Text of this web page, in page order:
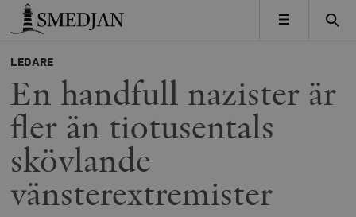
Timbro
MENY
LEDARE
En handfull nazister är
fler än tiotusentals
skövlande
vänsterextremister